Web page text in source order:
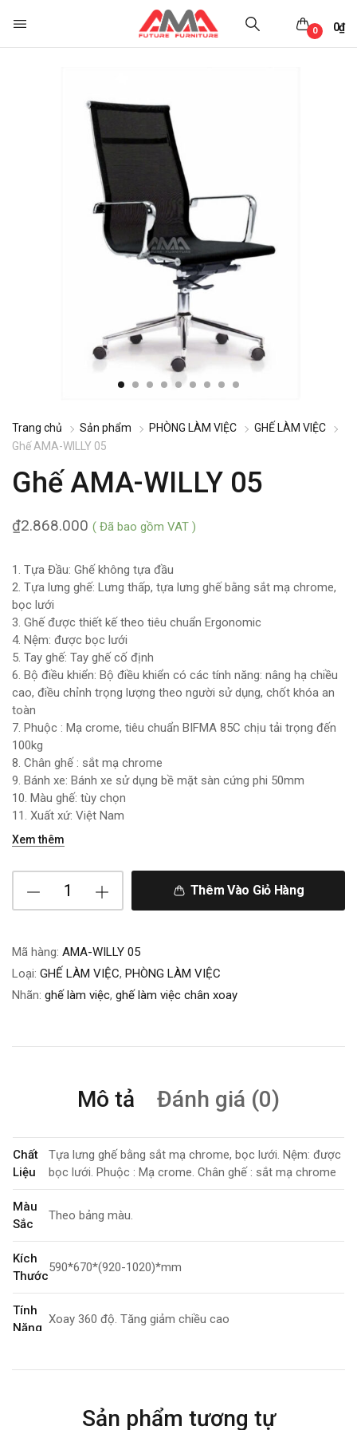
0₫
0
Trang chủ Sản phẩm PHÒNG LÀM VIỆC
GHẾ LÀM VIỆC
Ghế AMA-WILLY 05
Ghế AMA-WILLY 05
2.868.000
₫ ( Đã bao gồm VAT )
1. Tựa Đầu: Ghế không tựa đầu
2. Tựa lưng ghế: Lưng thấp, tựa lưng ghế bằng sắt mạ chrome,
bọc lưới
3. Ghế được thiết kế theo tiêu chuẩn Ergonomic
4. Nệm: được bọc lưới
5. Tay ghế: Tay ghế cố định
6. Bộ điều khiển: Bộ điều khiển có các tính năng: nâng hạ chiều
cao, điều chỉnh trọng lượng theo người sử dụng, chốt khóa an
toàn
7. Phuộc : Mạ crome, tiêu chuẩn BIFMA 85C chịu tải trọng đến
100kg
8. Chân ghế : sắt mạ chrome
9. Bánh xe: Bánh xe sử dụng bề mặt sàn cứng phi 50mm
10. Màu ghế: tùy chọn
11. Xuất xứ: Việt Nam
Xem thêm
Thêm Vào Giỏ Hàng
Mã hàng: AMA-WILLY 05
Loại: GHẾ LÀM VIỆC, PHÒNG LÀM VIỆC
Nhãn: ghế làm việc, ghế làm việc chân xoay
Mô tả Đánh giá (0)
Chất
Liệu
Tựa lưng ghế bằng sắt mạ chrome, bọc lưới. Nệm: được
bọc lưới. Phuộc : Mạ crome. Chân ghế : sắt mạ chrome
Màu
Sắc
Theo bảng màu.
Kích
Thước
590*670*(920-1020)*mm
Tính
Năng
Xoay 360 độ. Tăng giảm chiều cao
3 năm
Sản phẩm tương tự